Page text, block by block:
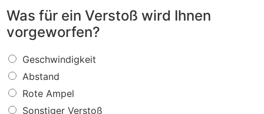
Was für ein Verstoß wird Ihnen
vorgeworfen?
W
a
s
f
ü
Geschwindigkeit
Abstand
Rote Ampel
Sonstiger Verstoß